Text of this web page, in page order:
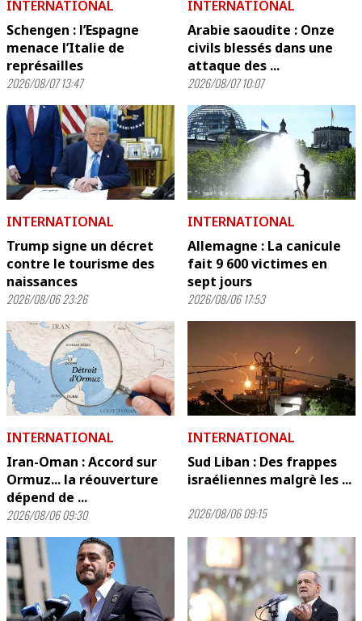
INTERNATIONAL
Schengen : l’Espagne
menace l’Italie de
représailles
2026/08/07 13:47
INTERNATIONAL
Arabie saoudite : Onze
civils blessés dans une
attaque des ...
2026/08/07 10:07
INTERNATIONAL
Trump signe un décret
contre le tourisme des
naissances
2026/08/06 23:26
INTERNATIONAL
Allemagne : La canicule
fait 9 600 victimes en
sept jours
2026/08/06 17:53
INTERNATIONAL
Iran-Oman : Accord sur
Ormuz... la réouverture
dépend de ...
2026/08/06 09:30
INTERNATIONAL
Sud Liban : Des frappes
israéliennes malgrè les ...
2026/08/06 09:15